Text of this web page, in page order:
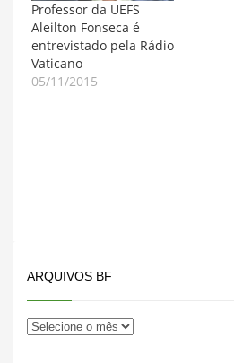
Professor da UEFS
Aleilton Fonseca é
entrevistado pela Rádio
Vaticano
05/11/2015
ARQUIVOS BF